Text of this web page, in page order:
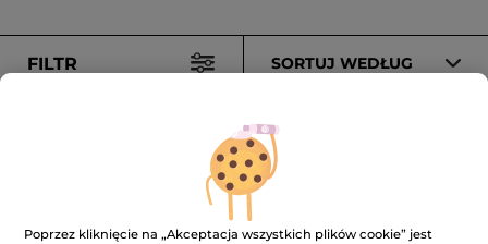
FILTR SORTUJ WEDŁUG
Poprzez kliknięcie na „Akceptacja wszystkich plików cookie” jest